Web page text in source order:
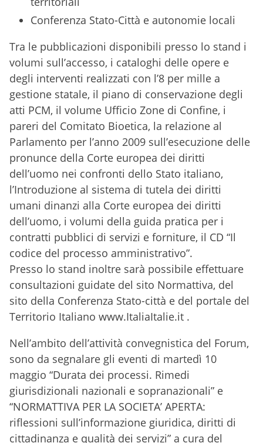
Conferenza Stato-Città e autonomie locali
Tra le pubblicazioni disponibili presso lo stand i
volumi sull’accesso, i cataloghi delle opere e
degli interventi realizzati con l’8 per mille a
gestione statale, il piano di conservazione degli
atti PCM, il volume Ufficio Zone di Confine, i
pareri del Comitato Bioetica, la relazione al
Parlamento per l’anno 2009 sull’esecuzione delle
pronunce della Corte europea dei diritti
dell’uomo nei confronti dello Stato italiano,
l’Introduzione al sistema di tutela dei diritti
umani dinanzi alla Corte europea dei diritti
dell’uomo, i volumi della guida pratica per i
contratti pubblici di servizi e forniture, il CD “Il
codice del processo amministrativo”.
Presso lo stand inoltre sarà possibile effettuare
consultazioni guidate del sito Normattiva, del
sito della Conferenza Stato-città e del portale del
Territorio Italiano www.ItaliaItalie.it .
Nell’ambito dell’attività convegnistica del Forum,
sono da segnalare gli eventi di martedì 10
maggio “Durata dei processi. Rimedi
giurisdizionali nazionali e sopranazionali” e
“NORMATTIVA PER LA SOCIETA’ APERTA:
riflessioni sull’informazione giuridica, diritti di
cittadinanza e qualità dei servizi” a cura del